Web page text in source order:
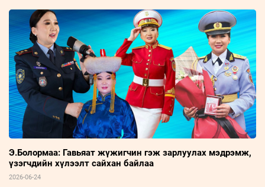
Э.Болормаа: Гавьяат жүжигчин гэж зарлуулах мэдрэмж,
үзэгчдийн хүлээлт сайхан байлаа
2026-06-24